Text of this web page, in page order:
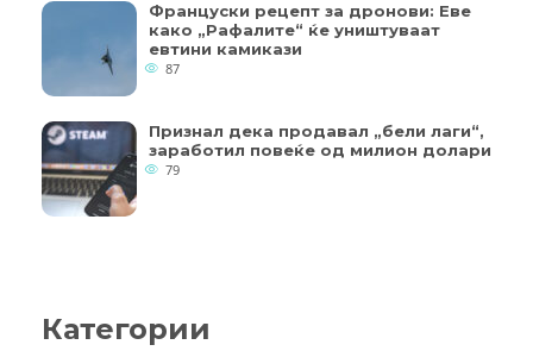
Француски рецепт за дронови: Еве
како „Рафалите“ ќе уништуваат
евтини камикази
87
Признал дека продавал „бели лаги“,
заработил повеќе од милион долари
79
Категории